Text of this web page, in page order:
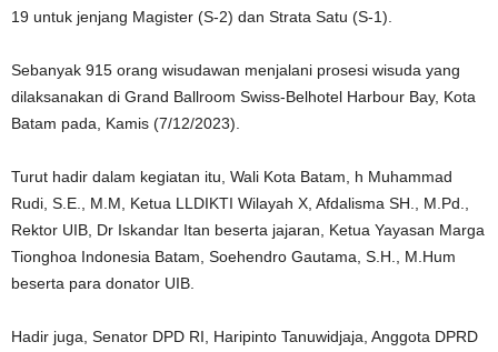
19 untuk jenjang Magister (S-2) dan Strata Satu (S-1).
Sebanyak 915 orang wisudawan menjalani prosesi wisuda yang
dilaksanakan di Grand Ballroom Swiss-Belhotel Harbour Bay, Kota
Batam pada, Kamis (7/12/2023).
Turut hadir dalam kegiatan itu, Wali Kota Batam, h Muhammad
Rudi, S.E., M.M, Ketua LLDIKTI Wilayah X, Afdalisma SH., M.Pd.,
Rektor UIB, Dr Iskandar Itan beserta jajaran, Ketua Yayasan Marga
Tionghoa Indonesia Batam, Soehendro Gautama, S.H., M.Hum
beserta para donator UIB.
Hadir juga, Senator DPD RI, Haripinto Tanuwidjaja, Anggota DPRD